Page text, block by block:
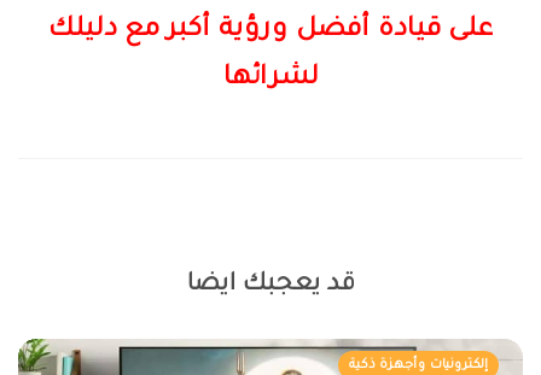
على قيادة أفضل ورؤية أكبر مع دليلك
لشرائها
قد يعجبك ايضا
إلكترونيات وأجهزة ذكية